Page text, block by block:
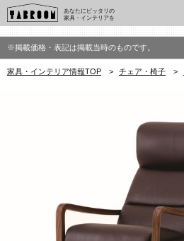
あなたにピッタリの
家具・インテリアを
※掲載価格・表記は掲載当時のものです。
家具・インテリア情報TOP > チェア・椅子 >